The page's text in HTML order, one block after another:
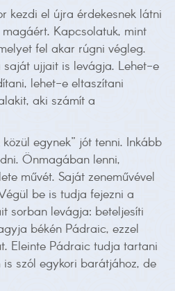
kezdi el újra érdekesnek látni
Kapcsolatuk, mint
fel akar rúgni végleg.
saját ujjait is levágja. Lehet-e
lehet-e eltaszítani
aki számít a
egynek” jót tenni. Inkább
Önmagában lenni,
művét. Saját zeneművével
be is tudja fejezni a
sorban levágja: beteljesíti
békén Pádraic, ezzel
Eleinte Pádraic tudja tartani
szól egykori barátjához, de